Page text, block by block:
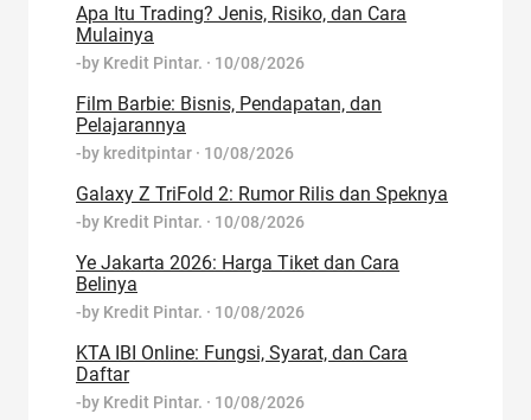
Apa Itu Trading? Jenis, Risiko, dan Cara
Mulainya
-by Kredit Pintar. · 10/08/2026
Film Barbie: Bisnis, Pendapatan, dan
Pelajarannya
-by kreditpintar · 10/08/2026
Galaxy Z TriFold 2: Rumor Rilis dan Speknya
-by Kredit Pintar. · 10/08/2026
Ye Jakarta 2026: Harga Tiket dan Cara
Belinya
-by Kredit Pintar. · 10/08/2026
KTA IBI Online: Fungsi, Syarat, dan Cara
Daftar
-by Kredit Pintar. · 10/08/2026